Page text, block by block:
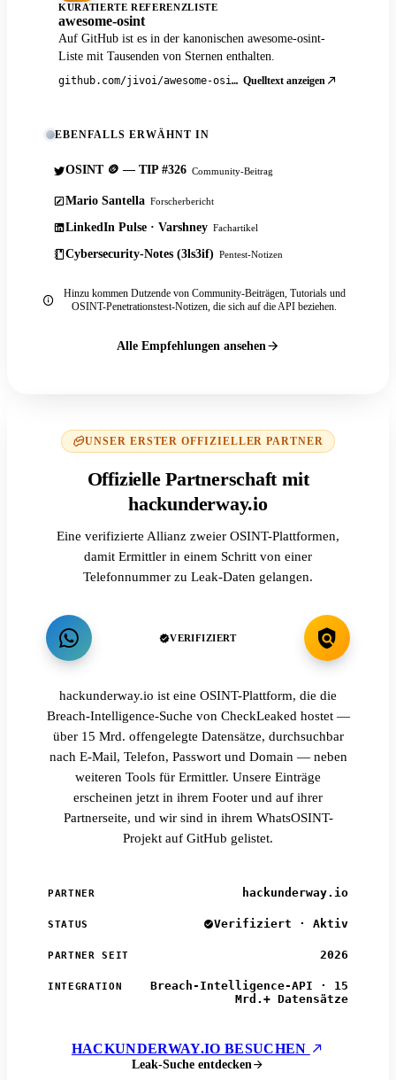
KURATIERTE REFERENZLISTE
awesome-osint
Auf GitHub ist es in der kanonischen awesome-osint-
Liste mit Tausenden von Sternen enthalten.
github.com/jivoi/awesome-osint Quelltext anzeigen
EBENFALLS ERWÄHNT IN
OSINT 🪙 — TIP #326 Community-Beitrag
Mario Santella Forscherbericht
LinkedIn Pulse · Varshney Fachartikel
Cybersecurity-Notes (3ls3if) Pentest-Notizen
Hinzu kommen Dutzende von Community-Beiträgen, Tutorials und
OSINT-Penetrationstest-Notizen, die sich auf die API beziehen.
Alle Empfehlungen ansehen
UNSER ERSTER OFFIZIELLER PARTNER
Offizielle Partnerschaft mit
hackunderway.io
Eine verifizierte Allianz zweier OSINT-Plattformen,
damit Ermittler in einem Schritt von einer
Telefonnummer zu Leak-Daten gelangen.
VERIFIZIERT
hackunderway.io ist eine OSINT-Plattform, die die
Breach-Intelligence-Suche von CheckLeaked hostet —
über 15 Mrd. offengelegte Datensätze, durchsuchbar
nach E-Mail, Telefon, Passwort und Domain — neben
weiteren Tools für Ermittler. Unsere Einträge
erscheinen jetzt in ihrem Footer und auf ihrer
Partnerseite, und wir sind in ihrem WhatsOSINT-
Projekt auf GitHub gelistet.
PARTNER hackunderway.io
STATUS Verifiziert · Aktiv
PARTNER SEIT 2026
INTEGRATION
Breach-Intelligence-API · 15
Mrd.+ Datensätze
HACKUNDERWAY.IO BESUCHEN
Leak-Suche entdecken